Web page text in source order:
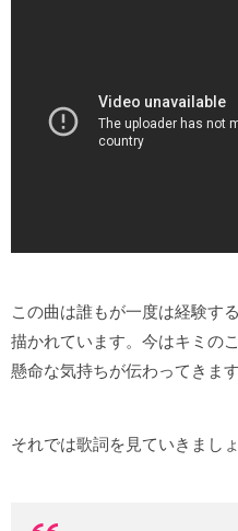
この曲は誰もが一度は経験す
描かれています。今はキミの
懸命な気持ちが伝わってきます
それでは歌詞を見ていきましょ